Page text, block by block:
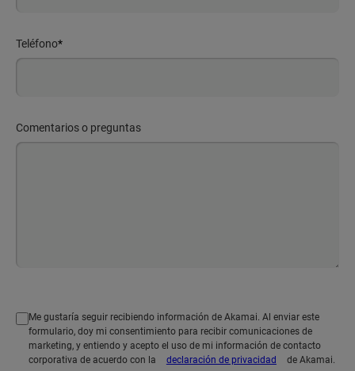
*
Teléfono
Comentarios o preguntas
Me gustaría seguir recibiendo información de Akamai. Al enviar este
formulario, doy mi consentimiento para recibir comunicaciones de
marketing, y entiendo y acepto el uso de mi información de contacto
corporativa de acuerdo con la
declaración de privacidad de Akamai.